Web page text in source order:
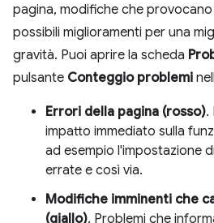
pagina, modifiche che
possibili miglioramenti per una
gravità. Puoi aprire la scheda
pulsante Conteggio problemi
Errori della pagina (rosso).
impatto immediato sulla
ad esempio l'impostazione
errate e così via.
Modifiche imminenti che
(giallo). Problemi che